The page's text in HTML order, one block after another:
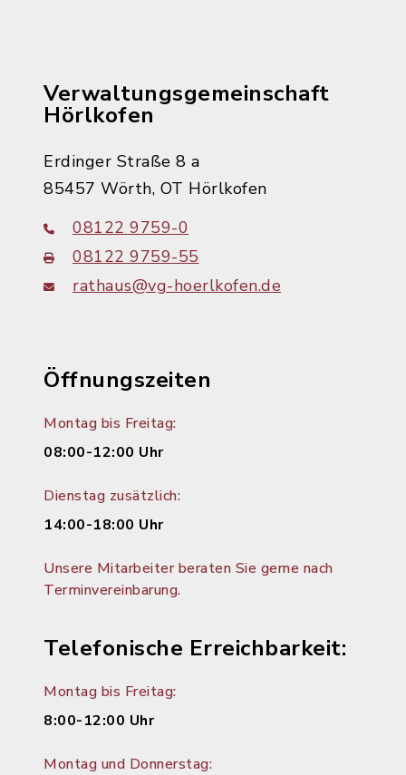
Verwaltungsgemeinschaft
Hörlkofen
Erdinger Straße 8 a
85457 Wörth, OT Hörlkofen
08122 9759-0
08122 9759-55
rathaus@vg-hoerlkofen.de
Öffnungszeiten
Montag bis Freitag:
08:00-12:00 Uhr
Dienstag zusätzlich:
14:00-18:00 Uhr
Unsere Mitarbeiter beraten Sie gerne nach
Terminvereinbarung.
Telefonische Erreichbarkeit:
Montag bis Freitag:
8:00-12:00 Uhr
Montag und Donnerstag: